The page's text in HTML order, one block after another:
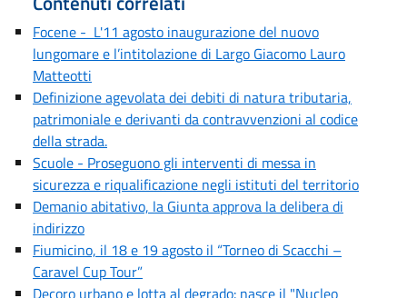
Focene - L'11 agosto inaugurazione del nuovo
lungomare e l’intitolazione di Largo Giacomo Lauro
Matteotti
Definizione agevolata dei debiti di natura tributaria,
patrimoniale e derivanti da contravvenzioni al codice
della strada.
Scuole - Proseguono gli interventi di messa in
sicurezza e riqualificazione negli istituti del territorio
Demanio abitativo, la Giunta approva la delibera di
indirizzo
Fiumicino, il 18 e 19 agosto il “Torneo di Scacchi –
Caravel Cup Tour”
Decoro urbano e lotta al degrado: nasce il "Nucleo